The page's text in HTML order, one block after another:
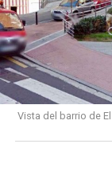
Vista del barrio de